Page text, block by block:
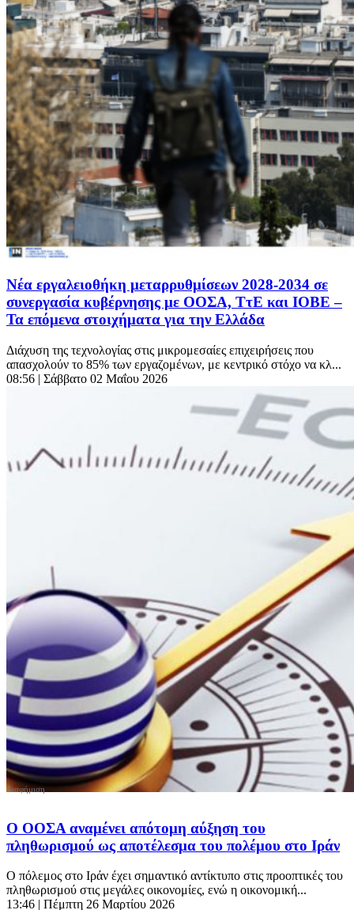
Νέα εργαλειοθήκη μεταρρυθμίσεων 2028-2034 σε
συνεργασία κυβέρνησης με ΟΟΣΑ, ΤτΕ και ΙΟΒΕ –
Τα επόμενα στοιχήματα για την Ελλάδα
Διάχυση της τεχνολογίας στις μικρομεσαίες επιχειρήσεις που
απασχολούν το 85% των εργαζομένων, με κεντρικό στόχο να κλ...
08:56 | Σάββατο 02 Μαΐου 2026
Ο ΟΟΣΑ αναμένει απότομη αύξηση του
πληθωρισμού ως αποτέλεσμα του πολέμου στο Ιράν
Ο πόλεμος στο Ιράν έχει σημαντικό αντίκτυπο στις προοπτικές του
πληθωρισμού στις μεγάλες οικονομίες, ενώ η οικονομική...
13:46 | Πέμπτη 26 Μαρτίου 2026